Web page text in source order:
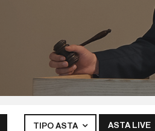
TIPO ASTA ASTA LIVE